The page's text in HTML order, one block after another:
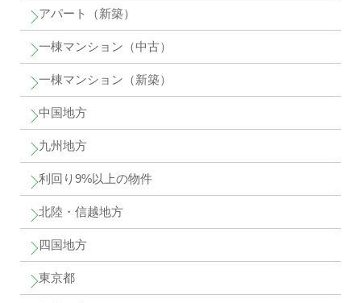
アパート（新築）
一棟マンション（中古）
一棟マンション（新築）
中国地方
九州地方
利回り9%以上の物件
北陸・信越地方
四国地方
東京都